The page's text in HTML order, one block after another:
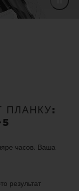
ПЛАНКУ:
часов. Ваша
результат